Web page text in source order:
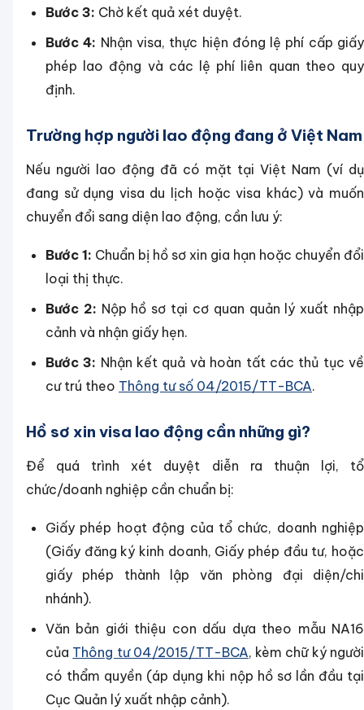
Bước 3: Chờ kết quả xét duyệt.
Bước 4: Nhận visa, thực hiện đóng lệ phí cấp giấy
phép lao động và các lệ phí liên quan theo quy
định.
Trường hợp người lao động đang ở Việt Nam
Nếu người lao động đã có mặt tại Việt Nam (ví dụ
đang sử dụng visa du lịch hoặc visa khác) và muốn
chuyển đổi sang diện lao động, cần lưu ý:
Bước 1: Chuẩn bị hồ sơ xin gia hạn hoặc chuyển đổi
loại thị thực.
Bước 2: Nộp hồ sơ tại cơ quan quản lý xuất nhập
cảnh và nhận giấy hẹn.
Bước 3: Nhận kết quả và hoàn tất các thủ tục về
cư trú theo Thông tư số 04/2015/TT-BCA.
Hồ sơ xin visa lao động cần những gì?
Để quá trình xét duyệt diễn ra thuận lợi, tổ
chức/doanh nghiệp cần chuẩn bị:
Giấy phép hoạt động của tổ chức, doanh nghiệp
(Giấy đăng ký kinh doanh, Giấy phép đầu tư, hoặc
giấy phép thành lập văn phòng đại diện/chi
nhánh).
Văn bản giới thiệu con dấu dựa theo mẫu NA16
của Thông tư 04/2015/TT-BCA, kèm chữ ký người
có thẩm quyền (áp dụng khi nộp hồ sơ lần đầu tại
Cục Quản lý xuất nhập cảnh).